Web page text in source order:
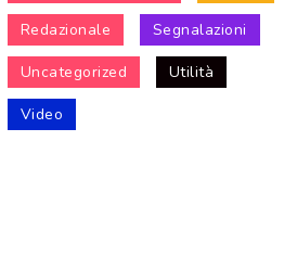
Redazionale Segnalazioni
Uncategorized Utilità
Video